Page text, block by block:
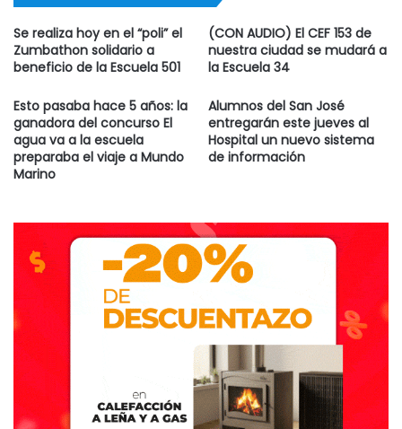
Se realiza hoy en el “poli” el
Zumbathon solidario a
beneficio de la Escuela 501
(CON AUDIO) El CEF 153 de
nuestra ciudad se mudará a
la Escuela 34
Esto pasaba hace 5 años: la
ganadora del concurso El
agua va a la escuela
preparaba el viaje a Mundo
Marino
Alumnos del San José
entregarán este jueves al
Hospital un nuevo sistema
de información